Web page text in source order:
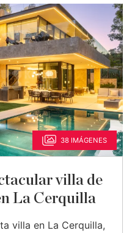
38 IMÁGENES
villa de
La Cerquilla
villa en La Cerquilla,